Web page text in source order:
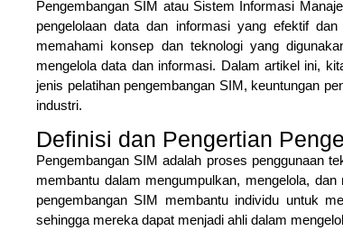
Pengembangan SIM atau Sistem Informasi
pengelolaan data dan informasi yang efektif
memahami konsep dan teknologi yang
mengelola data dan informasi. Dalam artikel ini,
jenis pelatihan pengembangan SIM, keuntungan
industri.
Definisi dan Pengertian
Pengembangan SIM adalah proses penggunaan
membantu dalam mengumpulkan, mengelola,
pengembangan SIM membantu individu untuk
sehingga mereka dapat menjadi ahli dalam